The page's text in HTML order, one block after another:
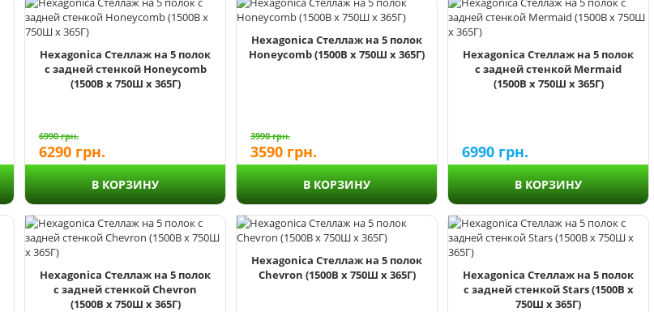
Hexagonica Стеллаж на 5 полок
с задней стенкой Honeycomb
(1500В х 750Ш х 365Г)
6990грн.
6290 грн.
В КОРЗИНУ
Hexagonica Стеллаж на 5 полок
Honeycomb (1500В х 750Ш х 365Г)
3990грн.
3590 грн.
В КОРЗИНУ
Hexagonica Стеллаж на 5 полок
с задней стенкой Mermaid
(1500В х 750Ш х 365Г)
6990 грн.
В КОРЗИНУ
Hexagonica Стеллаж на 5 полок
с задней стенкой Chevron
(1500В х 750Ш х 365Г)
Hexagonica Стеллаж на 5 полок
Chevron (1500В х 750Ш х 365Г)
Hexagonica Стеллаж на 5 полок
с задней стенкой Stars (1500В х
750Ш х 365Г)